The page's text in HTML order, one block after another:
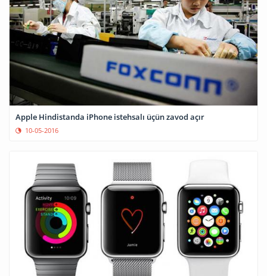
Apple Hindistanda iPhone istehsalı üçün zavod açır
10-05-2016